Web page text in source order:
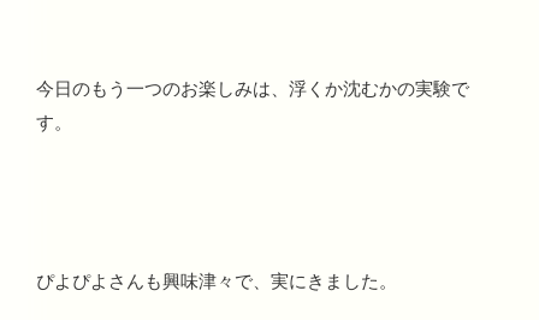
今日のもう一つのお楽しみは、浮くか沈むかの実験で
す。
ぴよぴよさんも興味津々で、実にきました。